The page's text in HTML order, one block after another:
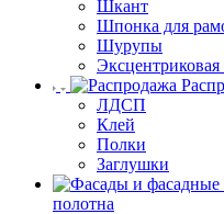
Шкант
Шпонка для
Шурупы
Эксцентриковая
ЛДСП
Клей
Полки
Заглушки
полотна